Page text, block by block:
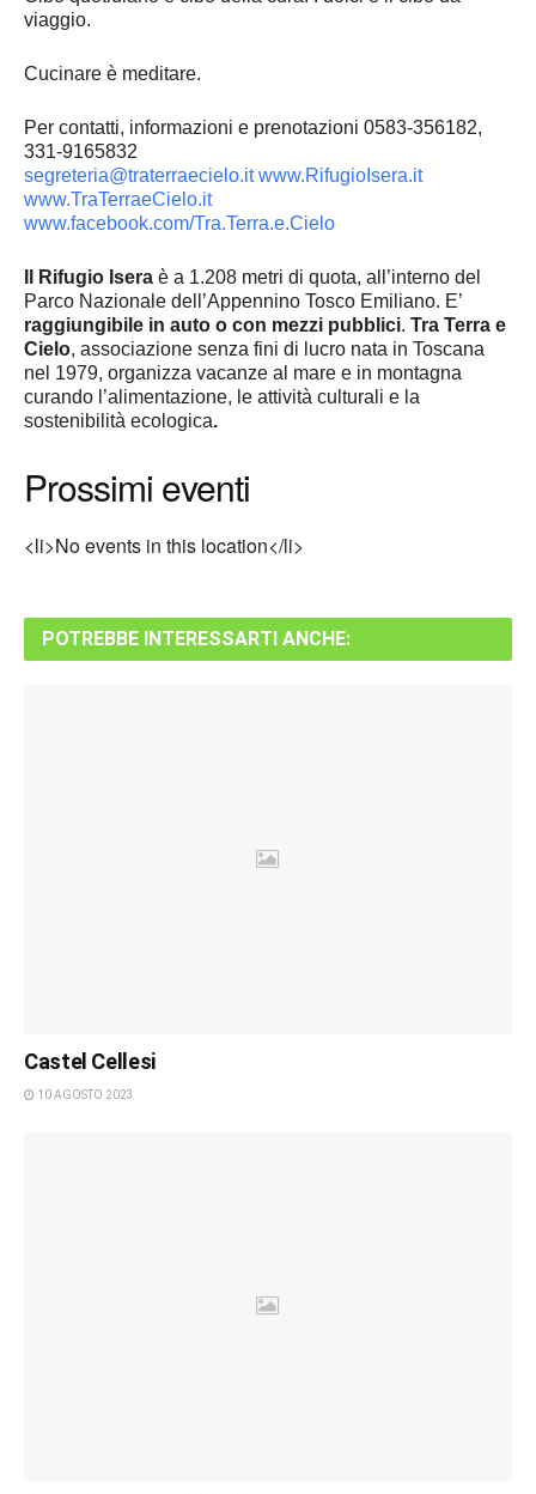
viaggio.
Cucinare è meditare.
Per contatti, informazioni e prenotazioni 0583-356182,
331-9165832
segreteria@traterraecielo.it www.RifugioIsera.it
www.TraTerraeCielo.it
www.facebook.com/Tra.Terra.e.Cielo
Il Rifugio Isera è a 1.208 metri di quota, all’interno del
Parco Nazionale dell’Appennino Tosco Emiliano. E’
raggiungibile in auto o con mezzi pubblici. Tra Terra e
Cielo, associazione senza fini di lucro nata in Toscana
nel 1979, organizza vacanze al mare e in montagna
curando l’alimentazione, le attività culturali e la
sostenibilità ecologica.
Prossimi eventi
<li>No events in this location</li>
POTREBBE INTERESSARTI ANCHE:
Castel Cellesi
10 AGOSTO 2023